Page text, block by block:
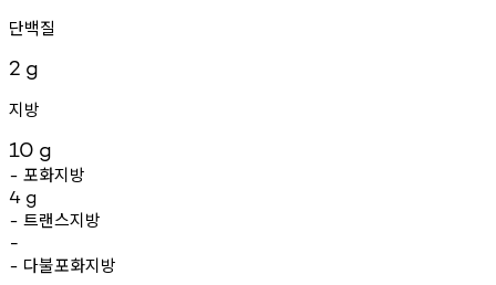
단백질
2 g
지방
10 g
- 포화지방
4 g
- 트랜스지방
-
- 다불포화지방